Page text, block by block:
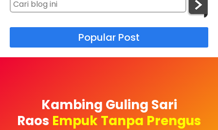
Popular Post
Kambing Guling Sari
Raos Empuk Tanpa Prengus